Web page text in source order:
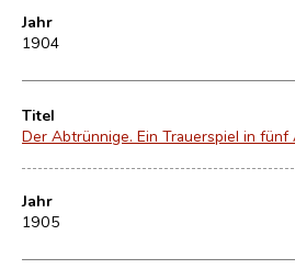
Jahr
1904
Titel
Der Abtrünnige. Ein Trauerspiel in fünf
Jahr
1905